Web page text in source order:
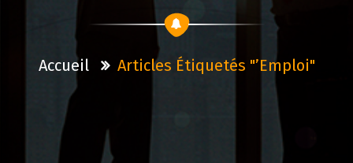
Accueil Articles Étiquetés "’emploi"